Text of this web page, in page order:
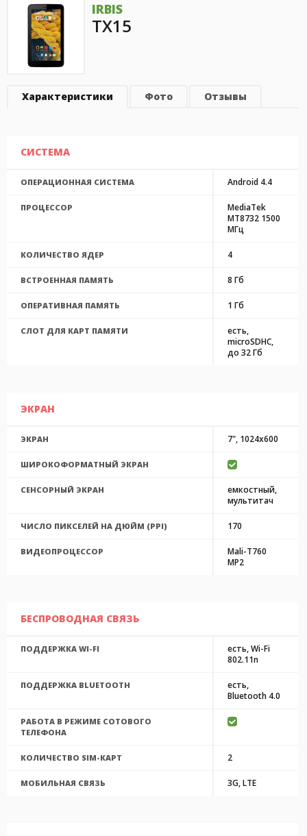
IRBIS
TX15
Характеристики Фото Отзывы
СИСТЕМА
ОПЕРАЦИОННАЯ СИСТЕМА Android 4.4
ПРОЦЕССОР
MediaTek
MT8732 1500
МГц
КОЛИЧЕСТВО ЯДЕР 4
ВСТРОЕННАЯ ПАМЯТЬ 8 Гб
ОПЕРАТИВНАЯ ПАМЯТЬ 1 Гб
СЛОТ ДЛЯ КАРТ ПАМЯТИ
есть,
microSDHC,
до 32 Гб
ЭКРАН
ЭКРАН 7", 1024x600
ШИРОКОФОРМАТНЫЙ ЭКРАН
СЕНСОРНЫЙ ЭКРАН
емкостный,
мультитач
ЧИСЛО ПИКСЕЛЕЙ НА ДЮЙМ (PPI) 170
ВИДЕОПРОЦЕССОР
Mali-T760
MP2
БЕСПРОВОДНАЯ СВЯЗЬ
ПОДДЕРЖКА WI-FI
есть, Wi-Fi
802.11n
ПОДДЕРЖКА BLUETOOTH
есть,
Bluetooth 4.0
РАБОТА В РЕЖИМЕ СОТОВОГО
ТЕЛЕФОНА
КОЛИЧЕСТВО SIM-КАРТ 2
МОБИЛЬНАЯ СВЯЗЬ 3G, LTE